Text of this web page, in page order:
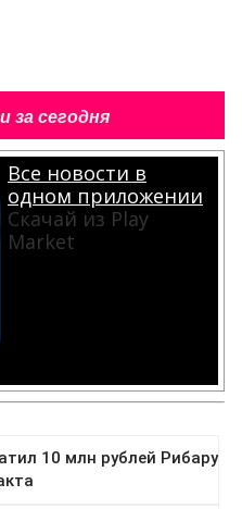
за сегодня
Все новости в
одном приложении
Скачай из Play
Market